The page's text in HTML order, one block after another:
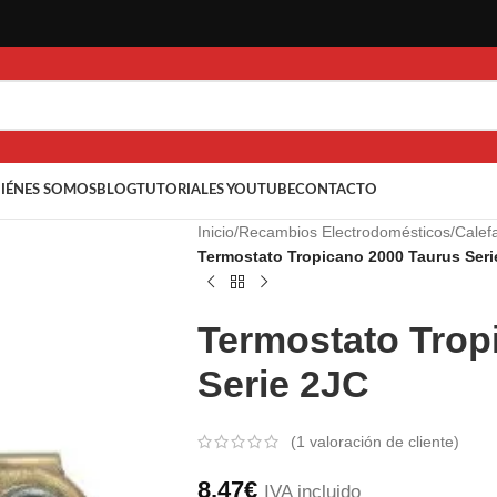
SOMOSBLOGTUTORIALES YOUTUBECONTACTO
Inicio/Recambios Electrodomésticos/
Termostato Tropicano 2000 Taurus
Termostato
Serie 2JC
(1 valoración de cliente)
8,47€ IVA incluido